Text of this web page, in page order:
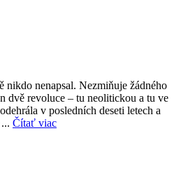
nikdo nenapsal. Nezmiňuje žádného
dvě revoluce – tu neolitickou a tu ve
v posledních deseti letech a
Čítať viac